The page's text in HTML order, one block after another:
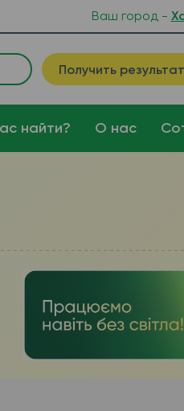
Ваш город -
Получить результат
найти? О нас